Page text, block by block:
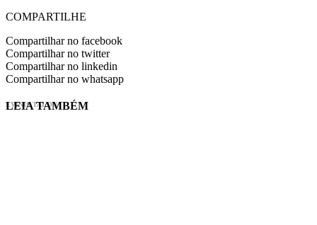
COMPARTILHE
Compartilhar no facebook
Compartilhar no twitter
Compartilhar no linkedin
Compartilhar no whatsapp
EVINIS TALON
LEIA TAMBÉM